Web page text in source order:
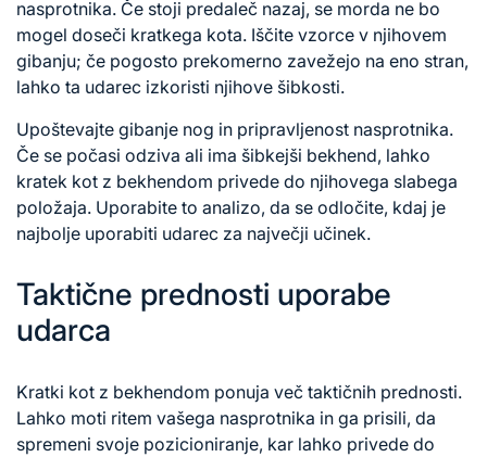
nasprotnika. Če stoji predaleč nazaj, se morda ne bo
mogel doseči kratkega kota. Iščite vzorce v njihovem
gibanju; če pogosto prekomerno zavežejo na eno stran,
lahko ta udarec izkoristi njihove šibkosti.
Upoštevajte gibanje nog in pripravljenost nasprotnika.
Če se počasi odziva ali ima šibkejši bekhend, lahko
kratek kot z bekhendom privede do njihovega slabega
položaja. Uporabite to analizo, da se odločite, kdaj je
najbolje uporabiti udarec za največji učinek.
Taktične prednosti uporabe
udarca
Kratki kot z bekhendom ponuja več taktičnih prednosti.
Lahko moti ritem vašega nasprotnika in ga prisili, da
spremeni svoje pozicioniranje, kar lahko privede do